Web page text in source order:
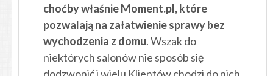
choćby właśnie Moment.pl, które
pozwalają na załatwienie sprawy bez
wychodzenia z domu. Wszak do
niektórych salonów nie sposób się